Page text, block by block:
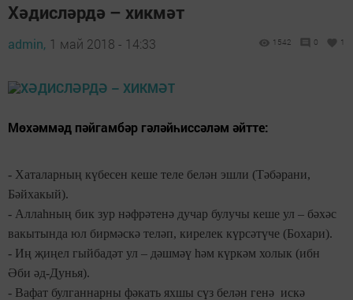
Хәдисләрдә – хикмәт
admin, 1 май 2018 - 14:33 1542 0 1
Мөхәммәд пәйгамбәр гәләйһиссәләм әйтте:
- Хаталарның күбесен кеше теле белән эшли (Тәбәрани,
Бәйхакый).
- Аллаһның бик зур нәфрәтенә дучар булучы кеше ул – бәхәс
вакытында юл бирмәскә теләп, кирелек күрсәтүче (Бохари).
- Иң җиңел гыйбадәт ул – дәшмәү һәм күркәм холык (ибн
Әби әд-Дунья).
- Вафат булганнарны фәкать яхшы сүз белән генә искә